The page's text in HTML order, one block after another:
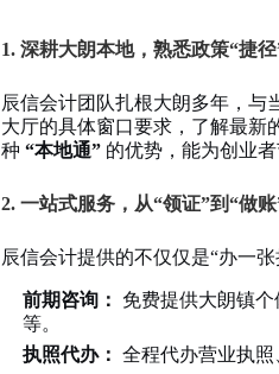
1. 深耕大朗本地，熟悉政策“捷径
辰信会计团队扎根大朗多年，与
大厅的具体窗口要求，了解最新
种 “本地通” 的优势，能为创业
2. 一站式服务，从“领证”到“做账
辰信会计提供的不仅仅是“办一
前期咨询：
免费提供大朗镇
等。
执照代办： 全程代办营业执照